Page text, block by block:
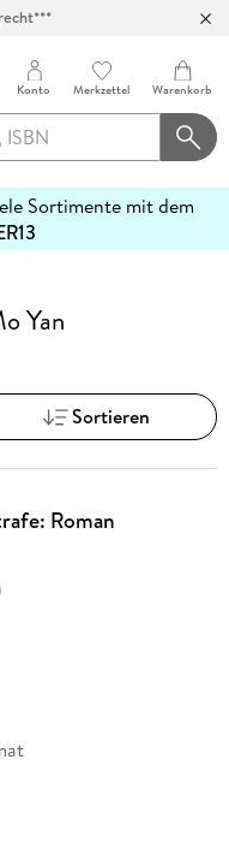
Konto Merkzettel Warenkorb
Sortimente mit dem
Yan
Sortieren
Roman